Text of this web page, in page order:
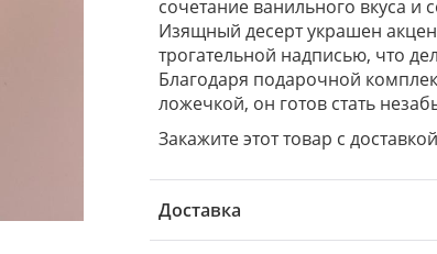
сочетание ванильного вкуса
Изящный десерт украшен
трогательной надписью, что
Благодаря подарочной
ложечкой, он готов стать
Закажите этот товар с
Доставка